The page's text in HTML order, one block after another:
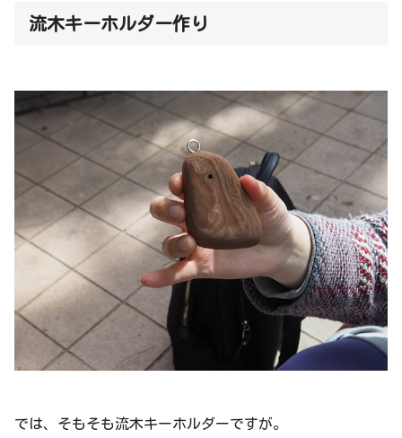
流木キーホルダー作り
では、そもそも流木キーホルダーですが。